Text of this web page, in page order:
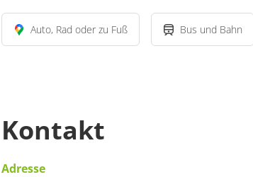
Auto, Rad oder zu Fuß Bus und Bahn
Kontakt
Adresse